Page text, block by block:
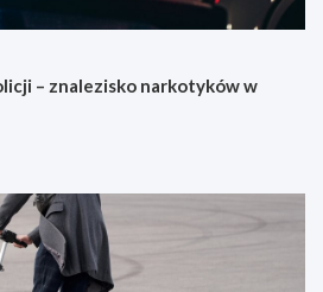
– znalezisko narkotyków w